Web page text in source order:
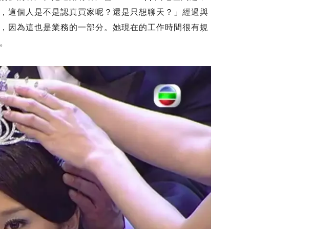
這個人是不是認真買家呢？還是只想聊天？」經過與
因為這也是業務的一部分。她現在的工作時間很有規